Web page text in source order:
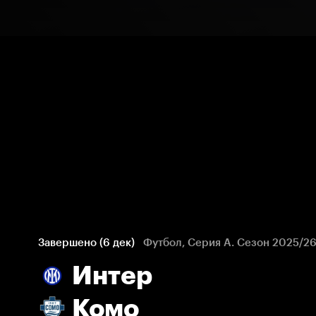
Завершено (6 дек) Футбол, Серия А. Сезон 2025/26
Интер
Комо